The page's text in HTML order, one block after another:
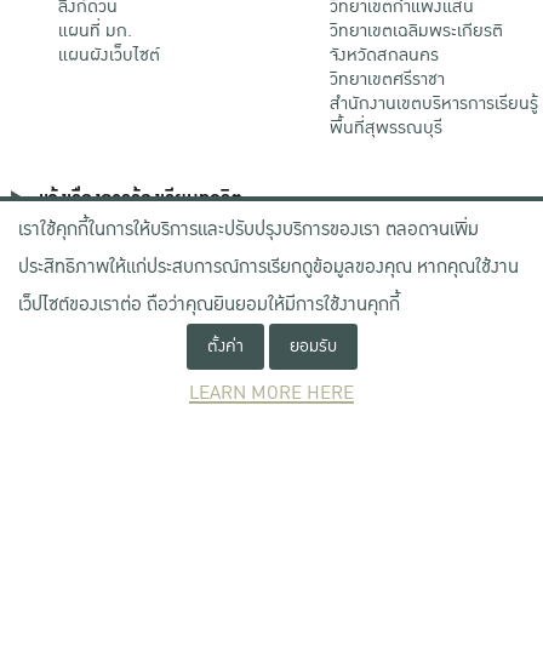
แผนที่ มก.
แผนผังเว็บไซต์
วิทยาเขตเฉลิมพระเกียรติ
จังหวัดสกลนคร
วิทยาเขตศรีราชา
สำนักงานเขตบริหารการเรียนรู้
พื้นที่สุพรรณบุรี
แจ้งเรื่องการร้องเรียนทุจริต
ช่องทางมหาวิทยาลัย
เกษตรศาสตร์
ช่องทางสำนักงาน ป.ป.ช.
ช่องทางสำนักงาน ป.ป.ท.
NEWCOMER
เราใช้คุกกี้ในการให้บริการและปรับปรุงบริการของเรา ตลอดจนเพิ่ม
ประสิทธิภาพให้แก่ประสบการณ์การเรียกดูข้อมูลของคุณ หากคุณใช้งาน
เว็ปไซต์ของเราต่อ ถือว่าคุณยินยอมให้มีการใช้งานคุกกี้
ตั้งค่า ยอมรับ
LEARN MORE HERE